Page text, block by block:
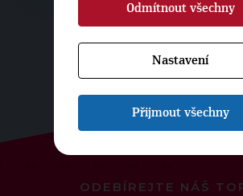
ODEBÍREJTE NÁŠ
Odmítnout všechny
Nastavení
Přijmout všechny